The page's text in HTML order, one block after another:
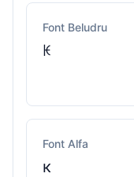
Font Beludru
ꀘ
Font Alfa
к